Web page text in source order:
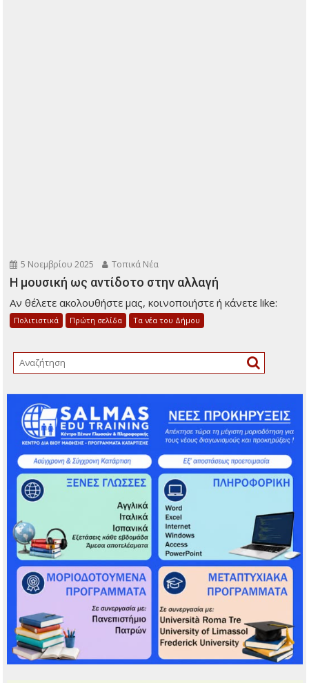
5 Νοεμβρίου 2025 Τοπικά Νέα
Η μουσική ως αντίδοτο στην αλλαγή
Αν θέλετε ακολουθήστε μας, κοινοποιήστε ή κάνετε like:
Πολιτιστικά Πρώτη σελίδα Τα νέα του Δήμου